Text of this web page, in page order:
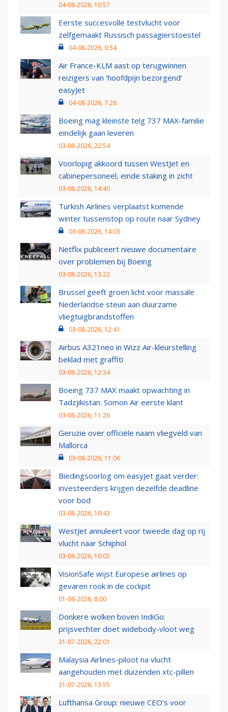
04-08-2026, 10:57
Eerste succesvolle testvlucht voor
zelfgemaakt Russisch passagierstoestel
04-08-2026, 9:54
Air France-KLM aast op terugwinnen
reizigers van ‘hoofdpijn bezorgend’
easyJet
04-08-2026, 7:26
Boeing mag kleinste telg 737 MAX-familie
eindelijk gaan leveren
03-08-2026, 22:54
Voorlopig akkoord tussen WestJet en
cabinepersoneel, einde staking in zicht
03-08-2026, 14:40
Turkish Airlines verplaatst komende
winter tussenstop op route naar Sydney
03-08-2026, 14:03
Netflix publiceert nieuwe documentaire
over problemen bij Boeing
03-08-2026, 13:22
Brussel geeft groen licht voor massale
Nederlandse steun aan duurzame
vliegtuigbrandstoffen
03-08-2026, 12:41
Airbus A321neo in Wizz Air-kleurstelling
beklad met graffiti
03-08-2026, 12:34
Boeing 737 MAX maakt opwachting in
Tadzjikistan: Somon Air eerste klant
03-08-2026, 11:26
Geruzie over officiële naam vliegveld van
Mallorca
03-08-2026, 11:06
Biedingsoorlog om easyJet gaat verder:
investeerders krijgen dezelfde deadline
voor bod
03-08-2026, 10:43
WestJet annuleert voor tweede dag op rij
vlucht naar Schiphol
03-08-2026, 10:02
VisionSafe wijst Europese airlines op
gevaren rook in de cockpit
01-08-2026, 8:00
Donkere wolken boven IndiGo:
prijsvechter doet widebody-vloot weg
31-07-2026, 22:01
Malaysia Airlines-piloot na vlucht
aangehouden met duizenden xtc-pillen
31-07-2026, 13:55
Lufthansa Group: nieuwe CEO’s voor